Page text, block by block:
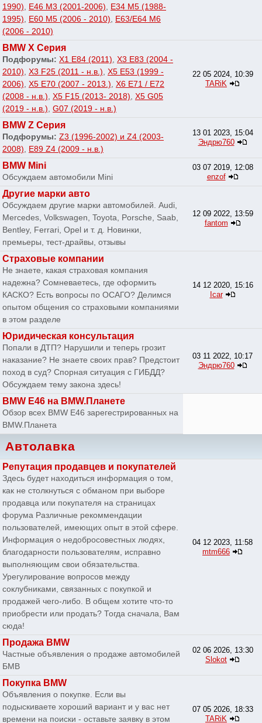
1990), E46 M3 (2001-2006), E34 M5 (1988-
1995), E60 M5 (2006 - 2010), E63/E64 M6
(2006 - 2010)
BMW X Серия
Подфорумы: X1 E84 (2011), X3 E83 (2004 -
2010), X3 F25 (2011 - н.в.), X5 E53 (1999 -
2006), X5 E70 (2007 - 2013.), X6 E71 / E72
(2008 - н.в.), X5 F15 (2013- 2018), X5 G05
(2019 - н.в.), G07 (2019 - н.в.)
22 05 2024, 10:39
TARiK
BMW Z Серия
Подфорумы: Z3 (1996-2002) и Z4 (2003-
2008), E89 Z4 (2009 - н.в.)
13 01 2023, 15:04
Эндрю760
BMW Mini
Обсуждаем автомобили Mini
03 07 2019, 12:08
enzof
Другие марки авто
Обсуждаем другие марки автомобилей. Audi,
Mercedes, Volkswagen, Toyota, Porsche, Saab,
Bentley, Ferrari, Opel и т. д. Новинки,
премьеры, тест-драйвы, отзывы
12 09 2022, 13:59
fantom
Страховые компании
Не знаете, какая страховая компания
надежна? Сомневаетесь, где оформить
КАСКО? Есть вопросы по ОСАГО? Делимся
опытом общения со страховыми компаниями
в этом разделе
14 12 2020, 15:16
Icar
Юридическая консультация
Попали в ДТП? Нарушили и теперь грозит
наказание? Не знаете своих прав? Предстоит
поход в суд? Спорная ситуация с ГИБДД?
Обсуждаем тему закона здесь!
03 11 2022, 10:17
Эндрю760
BMW E46 на BMW.Планете
Обзор всех BMW E46 зарегестрированных на
BMW.Планета
Автолавка
Репутация продавцев и покупателей
Здесь будет находиться информация о том,
как не столкнуться с обманом при выборе
продавца или покупателя на страницах
форума Различные рекоммендации
пользователей, имеющих опыт в этой сфере.
Информация о недобросовестных людях,
благодарности пользователям, исправно
выполняющим свои обязательства.
Урегулирование вопросов между
соклубниками, связанных с покупкой и
продажей чего-либо. В общем хотите что-то
приобрести или продать? Тогда сначала, Вам
сюда!
04 12 2023, 11:58
mtm666
Продажа BMW
Частные объявления о продаже автомобилей
БМВ
02 06 2026, 13:30
Slokot
Покупка BMW
Объявления о покупке. Если вы
подыскиваете хороший вариант и у вас нет
времени на поиски - оставьте заявку в этом
07 05 2026, 18:33
TARiK